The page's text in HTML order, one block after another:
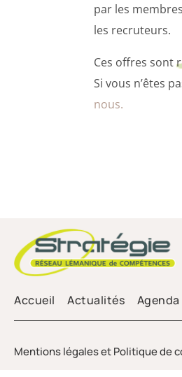
par les
les recruteurs.
Ces offres sont
Si vous n’êtes
nous.
Accueil Actualités Agenda
Mentions légales et Politique de